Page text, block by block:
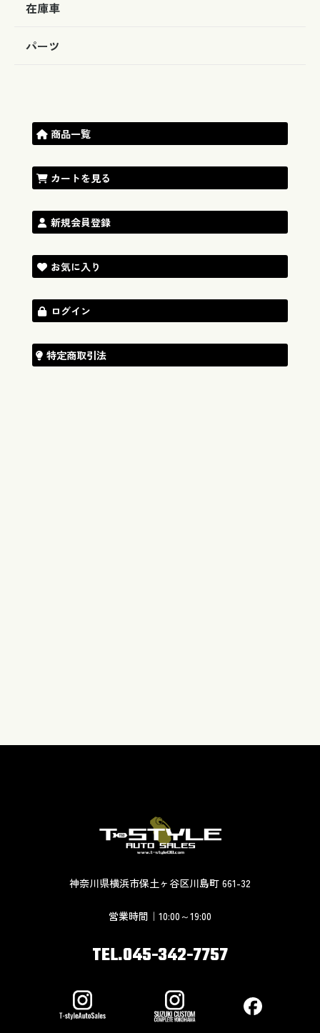
在庫車
パーツ
商品一覧
カートを見る
新規会員登録
お気に入り
ログイン
特定商取引法
神奈川県横浜市保土ヶ谷区川島町 661-32
営業時間｜10:00～19:00
TEL.045-342-7757